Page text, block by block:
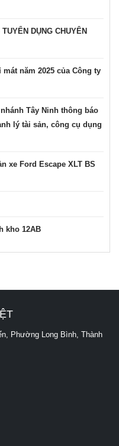
DỤNG CHUYÊN
năm 2025 của Công ty
Tây Ninh thông báo
lý tài sản, công cụ dụng
xe Ford Escape XLT BS
kho 12AB
Phường Long Bình, Thành